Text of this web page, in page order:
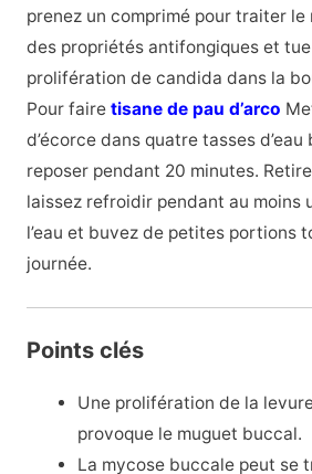
prenez un comprimé pour traiter le
des propriétés antifongiques et
prolifération de candida dans la
Pour faire tisane de pau d’arco
d’écorce dans quatre tasses
reposer pendant 20 minutes.
laissez refroidir pendant au moins
l’eau et buvez de petites portions
journée.
Points clés
Une prolifération de la
provoque le muguet buccal.
La mycose buccale peut se